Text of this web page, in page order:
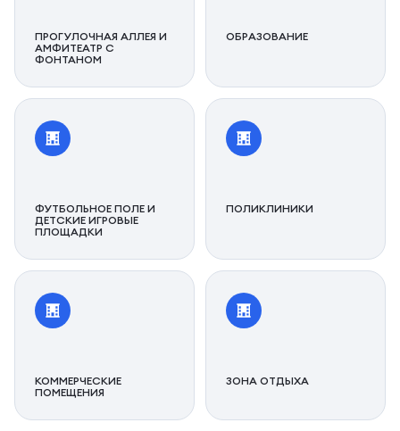
ПРОГУЛОЧНАЯ АЛЛЕЯ И
АМФИТЕАТР С
ФОНТАНОМ
ОБРАЗОВАНИЕ
ФУТБОЛЬНОЕ ПОЛЕ И
ДЕТСКИЕ ИГРОВЫЕ
ПЛОЩАДКИ
ПОЛИКЛИНИКИ
КОММЕРЧЕСКИЕ
ПОМЕЩЕНИЯ
ЗОНА ОТДЫХА